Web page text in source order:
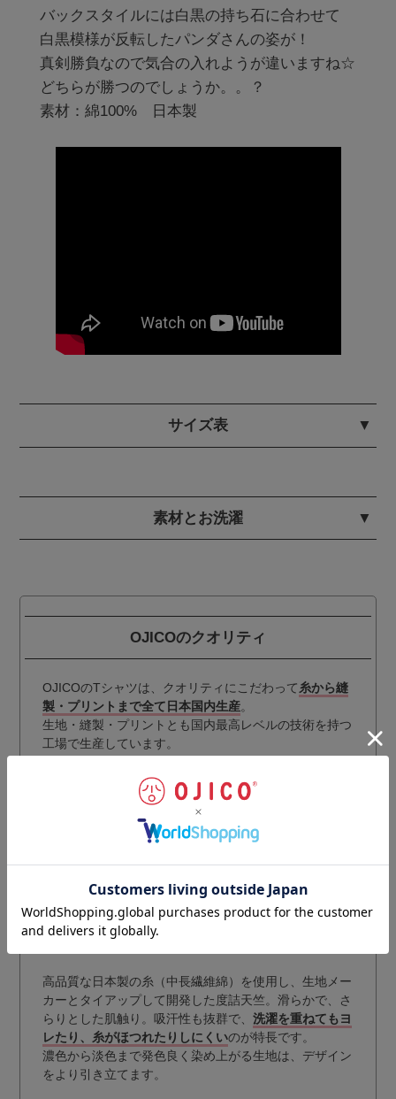
バックスタイルには白黒の持ち石に合わせて
白黒模様が反転したパンダさんの姿が！
真剣勝負なので気合の入れようが違いますね☆
どちらが勝つのでしょうか。。？
素材：綿100%　日本製
サイズ表
素材とお洗濯
OJICOのクオリティ
OJICOのTシャツは、クオリティにこだわって糸から縫
製・プリントまで全て日本国内生産。
生地・縫製・プリントとも国内最高レベルの技術を持つ
工場で生産しています。
高品質な日本製の糸（中長繊維綿）を使用し、生地メー
カーとタイアップして開発した度詰天竺。滑らかで、さ
らりとした肌触り。吸汗性も抜群で、 洗濯を重ねてもヨ
レたり、糸がほつれたりしにくいのが特長です。
濃色から淡色まで発色良く染め上がる生地は、デザイン
をより引き立てます。